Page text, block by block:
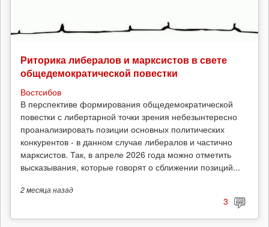
Риторика либералов и марксистов в свете
общедемократической повестки
Востсибов
В перспективе формирования общедемократической
повестки с либертарной точки зрения небезынтересно
проанализировать позиции основных политических
конкурентов - в данном случае либералов и частично
марксистов. Так, в апреле 2026 года можно отметить
высказывания, которые говорят о сближении позиций...
2 месяцаназад
3